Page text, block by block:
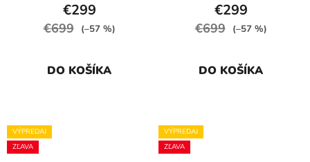
€299
€699 (–57 %)
DO KOŠÍKA
€299
€699 (–57 %)
DO KOŠÍKA
VÝPREDAJ
ZĽAVA
VÝPREDAJ
ZĽAVA